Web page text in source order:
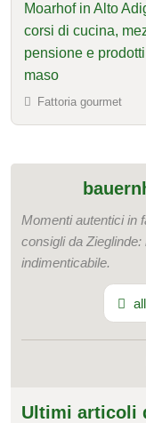
Moarhof in Alto
corsi di cucina,
pensione e prodotti
maso
Fattoria gourmet
Momenti autentici in
consigli da
indimenticabile.
Ultimi articoli